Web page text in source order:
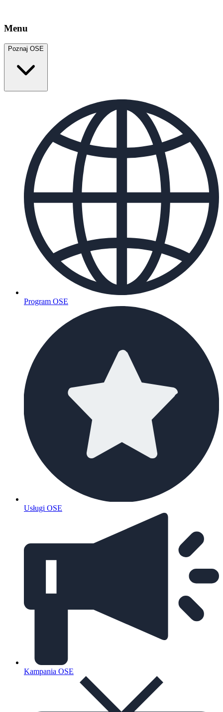
Menu
Poznaj OSE
Program OSE
Usługi OSE
Kampania OSE